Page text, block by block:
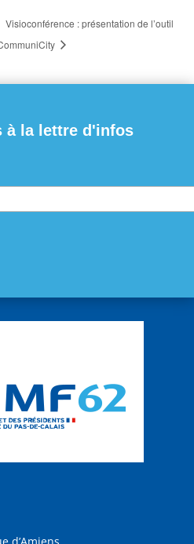
Visioconférence : présentation de l’outil
à la lettre d'infos